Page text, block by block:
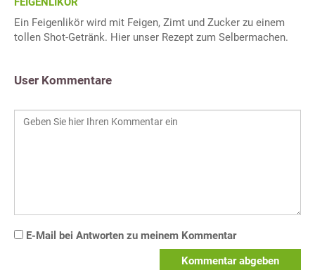
Ein Feigenlikör wird mit Feigen, Zimt und Zucker zu einem
tollen Shot-Getränk. Hier unser Rezept zum Selbermachen.
User Kommentare
E-Mail bei Antworten zu meinem Kommentar
Kommentar abgeben